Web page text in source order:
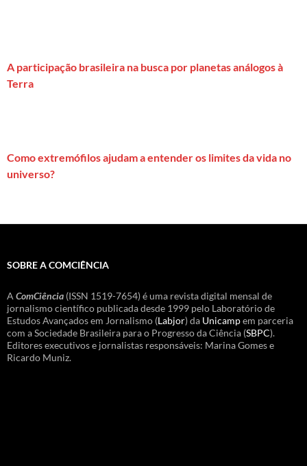
A participação brasileira na busca por planetas análogos à
Terra
Como extremófilos ajudam a entender os limites da vida no
universo?
SOBRE A COMCIÊNCIA
A ComCiência (ISSN 1519-7654) é uma revista digital mensal de
jornalismo científico publicada desde 1999 pelo Laboratório de
Estudos Avançados em Jornalismo (Labjor) da Unicampem parceria
com a Sociedade Brasileira para o Progresso da Ciência (SBPC).
Editores executivos e jornalistas responsáveis: Marina Gomes e
Ricardo Muniz.